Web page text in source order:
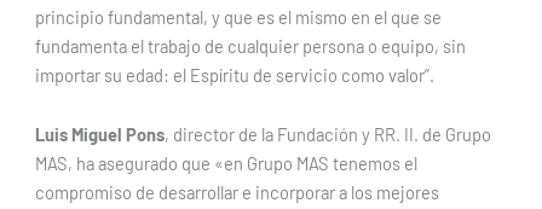
principio fundamental, y que es el mismo en el que se
fundamenta el trabajo de cualquier persona o equipo, sin
importar su edad: el Espíritu de servicio como valor”.
Luis Miguel Pons, director de la Fundación y RR. II. de Grupo
MAS, ha asegurado que «en Grupo MAS tenemos el
compromiso de desarrollar e incorporar a los mejores